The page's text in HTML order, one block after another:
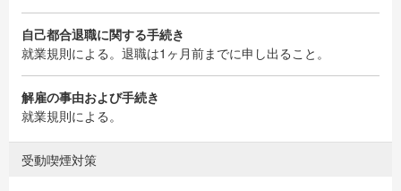
自己都合退職に関する手続き
就業規則による。退職は1ヶ月前までに申し出ること。
解雇の事由および手続き
就業規則による。
受動喫煙対策